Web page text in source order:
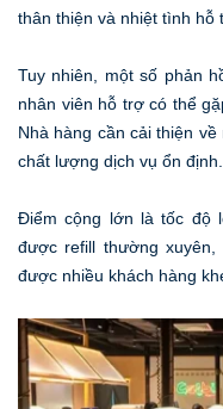
thân thiện và nhiệt tình hỗ
Tuy nhiên, một số phản
nhân viên hỗ trợ có thể
Nhà hàng cần cải thiện
chất lượng dịch vụ ổn định.
Điểm cộng lớn là tốc độ
được refill thường
được nhiều khách hàng